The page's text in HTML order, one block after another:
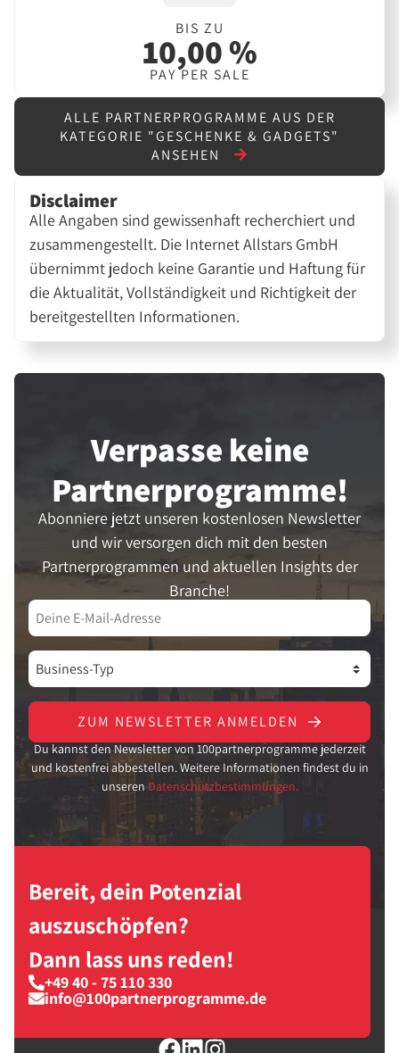
BIS ZU
10,00 %
PAY PER SALE
ALLE PARTNERPROGRAMME AUS DER
KATEGORIE "GESCHENKE & GADGETS"
ANSEHEN
Disclaimer
Alle Angaben sind gewissenhaft recherchiert und
zusammengestellt. Die Internet Allstars GmbH
übernimmt jedoch keine Garantie und Haftung für
die Aktualität, Vollständigkeit und Richtigkeit der
bereitgestellten Informationen.
Verpasse keine
Partner­programme!
Abonniere jetzt unseren kostenlosen Newsletter
und wir versorgen dich mit den besten
Partnerprogrammen und aktuellen Insights der
Branche!
ZUM NEWSLETTER ANMELDEN
Du kannst den Newsletter von 100partnerprogramme jederzeit
und kostenfrei abbestellen. Weitere Informationen findest du in
unseren Datenschutzbestimmungen.
Bereit, dein Potenzial
auszuschöpfen?
Dann lass uns reden!
+49 40 - 75 110 330
info@100partnerprogramme.de